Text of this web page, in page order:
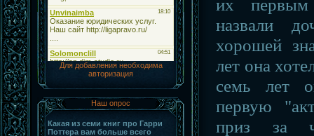
Для добавления необходима
авторизация
Наш опрос
Какая из семи книг про Гарри
Поттера вам больше всего
их
назвали
хорошей
лет она
семь лет
первую
приз за